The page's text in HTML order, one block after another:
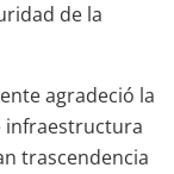
de la
agradeció la
infraestructura
trascendencia